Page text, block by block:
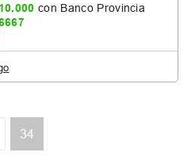
10.000 con Banco Provincia
34